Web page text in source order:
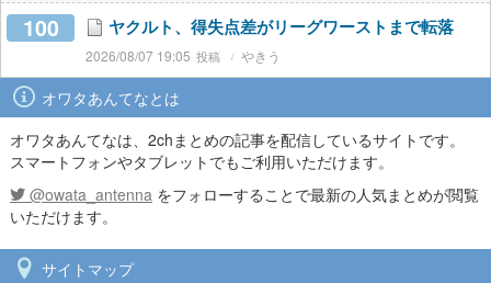
100 ヤクルト、得失点差がリーグワーストまで転落
2026/08/07 19:05 やきう
オワタあんてなとは
オワタあんてなは、2chまとめの記事を配信しているサイトです。
スマートフォンやタブレットでもご利用いただけます。
@owata_antenna をフォローすることで最新の人気まとめが閲覧
いただけます。
サイトマップ